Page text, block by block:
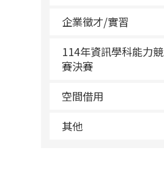
企業徵才/實習
114年資訊學科能力競
賽決賽
空間借用
其他